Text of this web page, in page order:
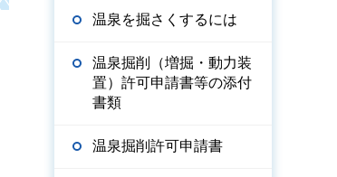
温泉を掘さくするには
温泉掘削（増掘・動力装
置）許可申請書等の添付
書類
温泉掘削許可申請書